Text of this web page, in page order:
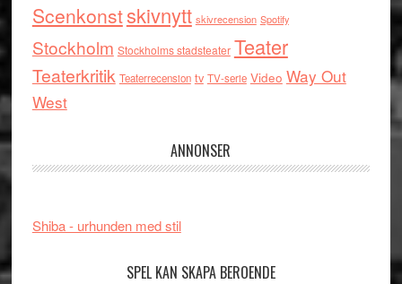
Scenkonstskivnytt skivrecension Spotify
Stockholm Stockholms stadsteater Teater
Teaterkritik Teaterrecension tv TV-serie Video Way Out
West
ANNONSER
Shiba - urhunden med stil
SPEL KAN SKAPA BEROENDE